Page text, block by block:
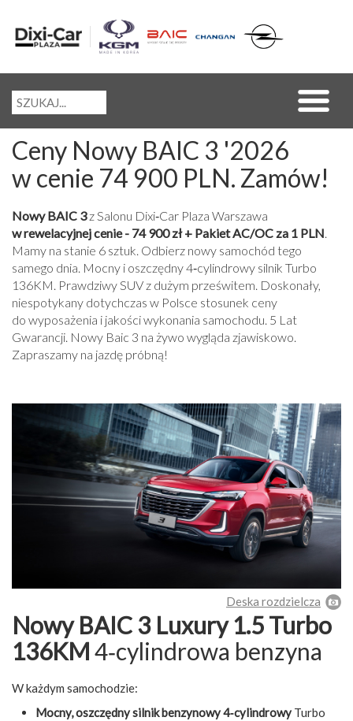
Ceny Nowy BAIC 3 '2026
w cenie 74 900 PLN. Zamów!
Nowy BAIC 3z Salonu Dixi‑Car Plaza Warszawa
w rewelacyjnej cenie - 74 900 zł + Pakiet AC/OC za 1 PLN.
Mamy na stanie 6 sztuk. Odbierz nowy samochód tego
samego dnia. Mocny i oszczędny 4‑cylindrowy silnik Turbo
136KM. Prawdziwy SUV z dużym prześwitem. Doskonały,
niespotykany dotychczas w Polsce stosunek ceny
do wyposażenia i jakości wykonania samochodu. 5 Lat
Gwarancji. Nowy Baic 3 na żywo wygląda zjawiskowo.
Zapraszamy na jazdę próbną!
Deska rozdzielcza
Nowy BAIC 3 Luxury 1.5 Turbo
136KM4‑cylindrowa benzyna
W każdym samochodzie:
Mocny, oszczędny silnik benzynowy 4‑cylindrowyTurbo